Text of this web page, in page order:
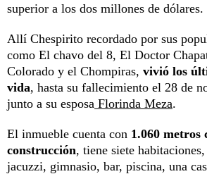
superior a los dos millones de dólares.
Allí Chespirito recordado por sus
como El chavo del 8, El Doctor
Colorado y el Chompiras, vivió los
vida, hasta su fallecimiento el 28 de
junto a su esposa Florinda Meza.
El inmueble cuenta con 1.060 metros
construcción, tiene siete habitaciones,
jacuzzi, gimnasio, bar, piscina, una